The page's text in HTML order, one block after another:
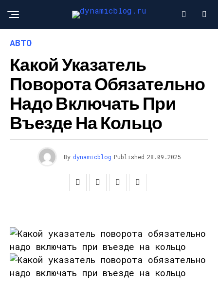
АВТО
Какой Указатель
Поворота Обязательно
Надо Включать При
Въезде На Кольцо
By dynamicblog Published 28.09.2025